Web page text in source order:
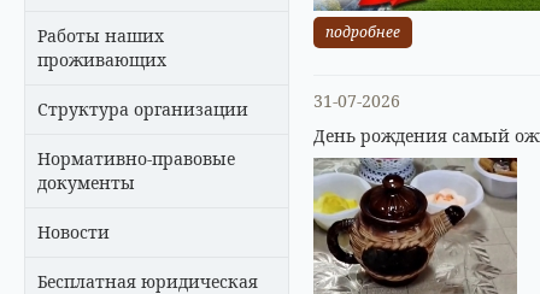
Работы наших
проживающих
Структура организации
Нормативно-правовые
документы
Новости
Бесплатная юридическая
подробнее
31-07-2026
День рождения самый